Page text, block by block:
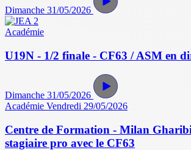
Dimanche 31/05/2026
Académie
U19N - 1/2 finale - CF63 / ASM en
Dimanche 31/05/2026
Académie Vendredi 29/05/2026
Centre de Formation - Milan
stagiaire pro avec le CF63